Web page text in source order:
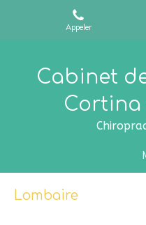
Appeler
Cabinet
Cortina
Lombaire